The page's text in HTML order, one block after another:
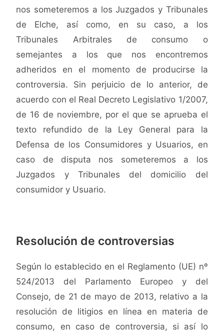
nos someteremos a los Juzgados y Tribunales
de Elche, así como, en su caso, a los
Tribunales Arbitrales de consumo o
semejantes a los que nos encontremos
adheridos en el momento de producirse la
controversia. Sin perjuicio de lo anterior, de
acuerdo con el Real Decreto Legislativo 1/2007,
de 16 de noviembre, por el que se aprueba el
texto refundido de la Ley General para la
Defensa de los Consumidores y Usuarios, en
caso de disputa nos someteremos a los
Juzgados y Tribunales del domicilio del
consumidor y Usuario.
Resolución de controversias
Según lo establecido en el Reglamento (UE) nº
524/2013 del Parlamento Europeo y del
Consejo, de 21 de mayo de 2013, relativo a la
resolución de litigios en línea en materia de
consumo, en caso de controversia, si así lo